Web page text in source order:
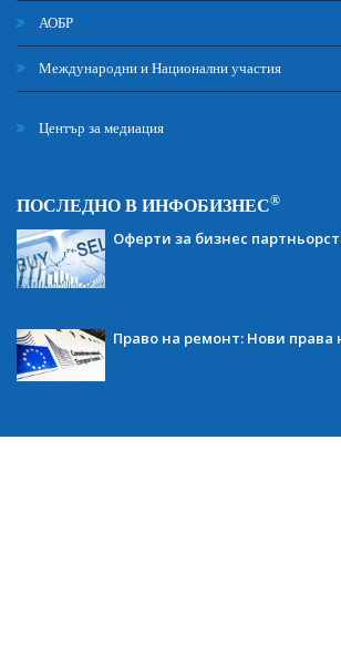
АОБР
Международни и Национални участия
Център за медиация
ПОСЛЕДНО В ИНФОБИЗНЕС®
Оферти за бизнес
Право на ремонт: Нови права